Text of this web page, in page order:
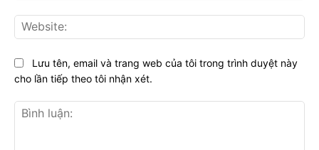
Lưu tên, email và trang web của tôi trong trình duyệt này
cho lần tiếp theo tôi nhận xét.